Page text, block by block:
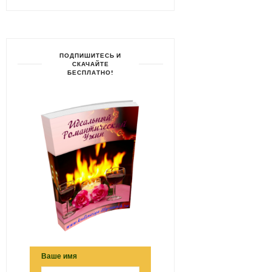
СЕМГА В ХРУСТЯЩЕЙ
КОРОЧКЕ «ПРЕМЬЕР»
ПОДПИШИТЕСЬ И
СКАЧАЙТЕ
БЕСПЛАТНО!
Ваше имя